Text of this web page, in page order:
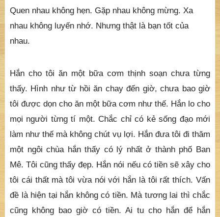
Quen nhau không hẹn. Gặp nhau không mừng. Xa
nhau không luyến nhớ. Nhưng thật là bạn tốt của
nhau.
Hắn cho tôi ăn một bữa cơm thịnh soạn chưa từng
thấy. Hình như từ hồi ăn chay đến giờ, chưa bao giờ
tôi được dọn cho ăn một bữa cơm như thế. Hắn lo cho
mọi người từng tí một. Chắc chỉ có kẻ sống đạo mới
làm như thế mà không chút vụ lợi. Hắn đưa tôi đi thăm
một ngôi chùa hắn thấy có lý nhất ở thành phố Ban
Mê. Tôi cũng thấy đẹp. Hắn nói nếu có tiền sẽ xây cho
tôi cái thất mà tôi vừa nói với hắn là tôi rất thích. Vấn
đề là hiện tại hắn không có tiền. Mà tương lai thì chắc
cũng không bao giờ có tiền. Ai tu cho hắn để hắn